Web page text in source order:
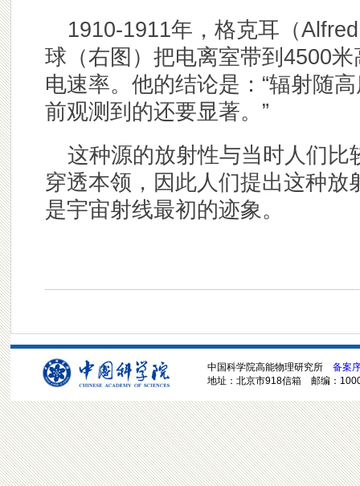
1910-1911年，格克耳（
球（右图）把电离室带到4500
电速率。他的结论是：“辐射随
前观测到的还要显著。”
这种源的放射性与当时人们
穿透本领，因此人们提出这种
是宇宙射线最初的迹象。
中国科学院高能物理研究所 备案
地址：北京市918信箱 邮编：